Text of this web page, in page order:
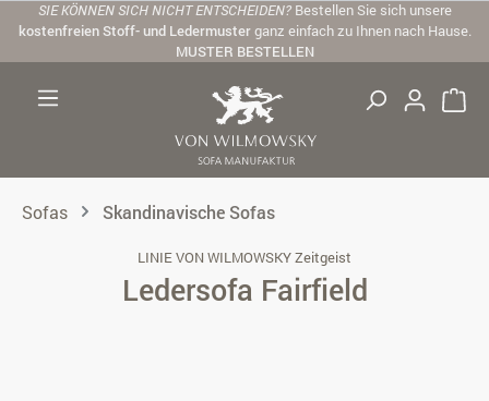
Zum Hauptinhalt springen
SIE KÖNNEN SICH NICHT ENTSCHEIDEN? Bestellen Sie sich unsere
kostenfreien Stoff- und Ledermusterganz einfach zu Ihnen nach Hause.
MUSTER BESTELLEN
Sofas Skandinavische Sofas
LINIE VON WILMOWSKY Zeitgeist
Ledersofa Fairfield